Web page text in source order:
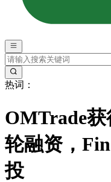
热词：
OMTrade
轮融资，
投